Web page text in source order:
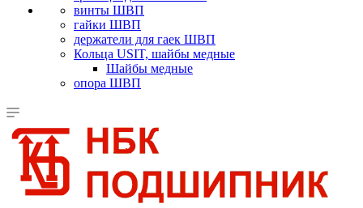
винты ШВП
гайки ШВП
держатели для гаек ШВП
Кольца USIT, шайбы медные
Шайбы медные
опора ШВП